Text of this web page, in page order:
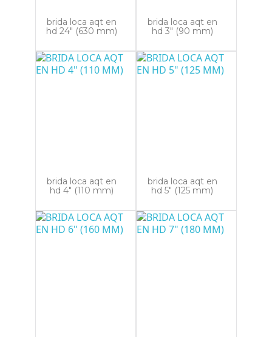
brida loca aqt en
hd 24" (630 mm)
brida loca aqt en
hd 3" (90 mm)
brida loca aqt en
hd 4" (110 mm)
brida loca aqt en
hd 5" (125 mm)